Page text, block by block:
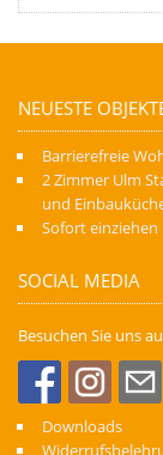
NEUESTE
Barrierefreie
2 Zimmer Ulm
und
Sofort einziehen
SOCIAL MEDIA
Besuchen Sie uns
Downloads